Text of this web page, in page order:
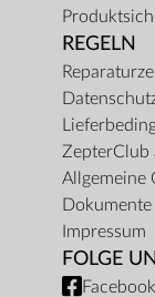
REGELN
ZepterClub
Allgemeine
Dokumente
Impressum
FOLGE